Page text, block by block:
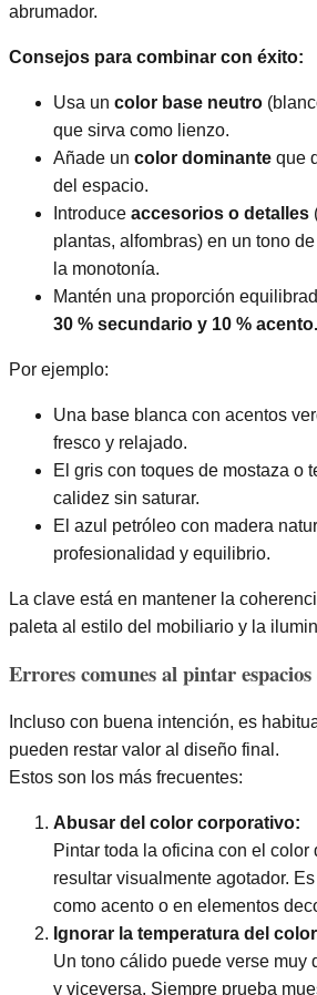
abrumador.
Consejos para combinar con éxito:
Usa un color base neutro
que sirva como lienzo.
Añade un color dominante que
del espacio.
Introduce accesorios o detalles
plantas, alfombras) en un tono
la monotonía.
Mantén una proporción
30 % secundario y 10 % acento.
Por ejemplo:
Una base blanca con acentos
fresco y relajado.
El gris con toques de mostaza o
calidez sin saturar.
El azul petróleo con madera
profesionalidad y equilibrio.
La clave está en mantener la
paleta al estilo del mobiliario y la
Errores comunes al pintar
Incluso con buena intención, es
pueden restar valor al diseño final.
Estos son los más frecuentes:
Abusar del color corporativo:
Pintar toda la oficina con el color
resultar visualmente agotador.
como acento o en elementos
Ignorar la temperatura del
Un tono cálido puede verse muy
y viceversa. Siempre prueba